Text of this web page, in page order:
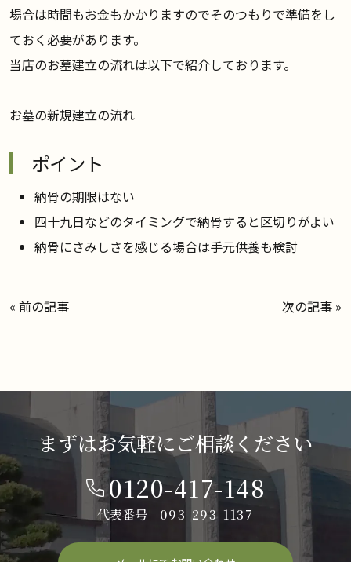
場合は時間もお金もかかりますのでそのつもりで準備をし
ておく必要があります。
当店のお墓建立の流れは以下で紹介しております。
お墓の新規建立の流れ
ポイント
納骨の期限はない
四十九日などのタイミングで納骨すると区切りがよい
納骨にさみしさを感じる場合は手元供養も検討
« 前の記事 次の記事 »
まずはお気軽にご相談ください
0120-417-148
代表番号 093-293-1137